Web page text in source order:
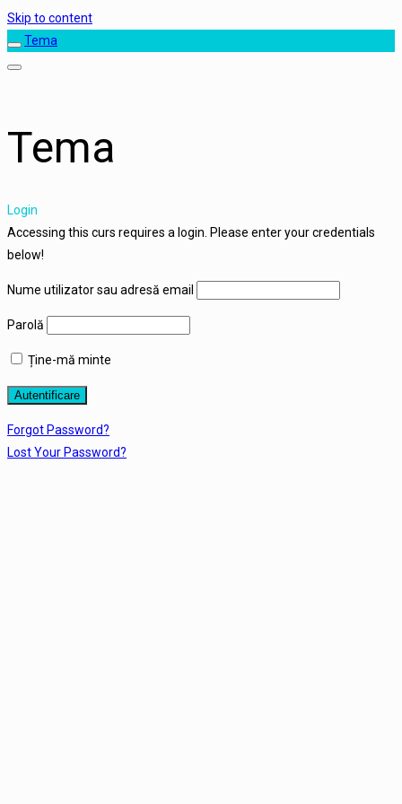
Skip to content
Tema
Tema
Login
Accessing this curs requires a login. Please enter your credentials
below!
Nume utilizator sau adresă email
Parolă
Ține-mă minte
Forgot Password?
Lost Your Password?